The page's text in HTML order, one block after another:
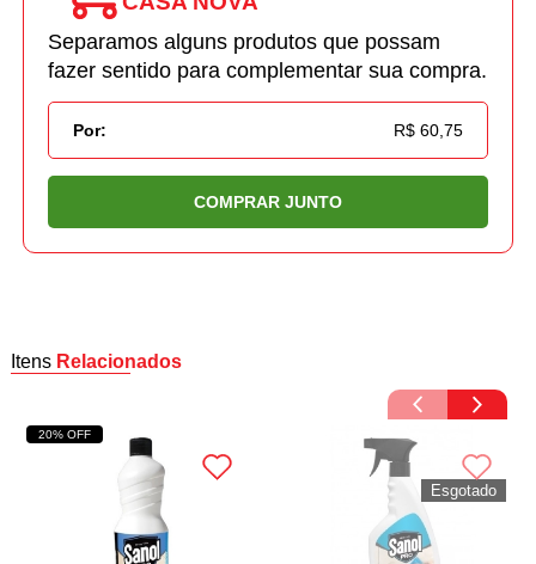
Separamos alguns produtos que possam
fazer sentido para complementar sua compra.
Por: R$ 60,75
COMPRAR JUNTO
Itens Relacionados
20% OFF